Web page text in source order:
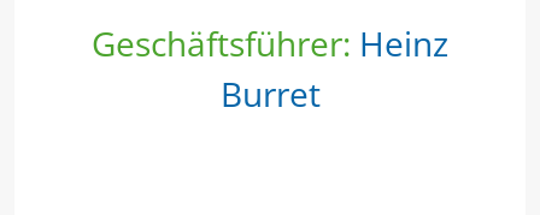
Geschäftsführer: Heinz
Burret